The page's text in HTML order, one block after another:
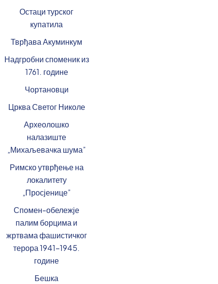
Остаци турског
купатила
Тврђава Акуминкум
Надгробни споменик из
1761. године
Чортановци
Црква Светог Николе
Археолошко
налазиште
„Михаљевачка шума”
Римско утврђење на
локалитету
„Просјенице”
Спомен-обележје
палим борцима и
жртвама фашистичког
терора 1941-1945.
године
Бешка